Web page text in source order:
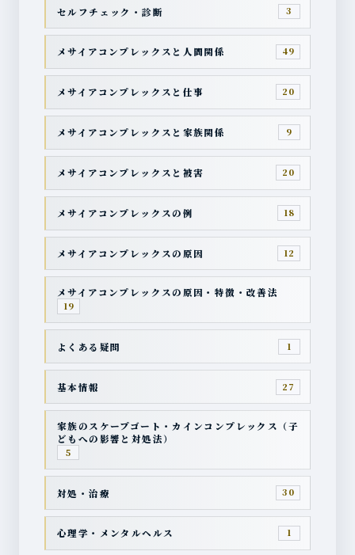
セルフチェック・診断 3
メサイアコンプレックスと人間関係 49
メサイアコンプレックスと仕事 20
メサイアコンプレックスと家族関係 9
メサイアコンプレックスと被害 20
メサイアコンプレックスの例 18
メサイアコンプレックスの原因 12
メサイアコンプレックスの原因・特徴・改善法
19
よくある疑問 1
基本情報 27
家族のスケープゴート・カインコンプレックス（子
どもへの影響と対処法）
5
対処・治療 30
心理学・メンタルヘルス 1